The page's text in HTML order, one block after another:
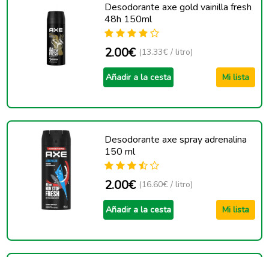
Desodorante axe gold vainilla fresh
48h 150ml
2.00€ (13.33€ / litro)
Añadir a la cesta Mi lista
Desodorante axe spray adrenalina
150 ml
2.00€ (16.60€ / litro)
Añadir a la cesta Mi lista